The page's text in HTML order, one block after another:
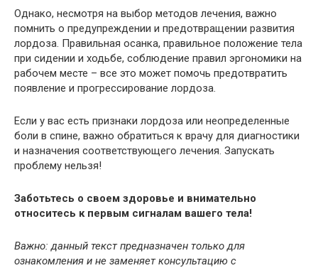
Однако, несмотря на выбор методов лечения, важно
помнить о предупреждении и предотвращении развития
лордоза. Правильная осанка, правильное положение тела
при сидении и ходьбе, соблюдение правил эргономики на
рабочем месте – все это может помочь предотвратить
появление и прогрессирование лордоза.
Если у вас есть признаки лордоза или неопределенные
боли в спине, важно обратиться к врачу для диагностики
и назначения соответствующего лечения. Запускать
проблему нельзя!
Заботьтесь о своем здоровье и внимательно
относитесь к первым сигналам вашего тела!
Важно: данный текст предназначен только для
ознакомления и не заменяет консультацию с